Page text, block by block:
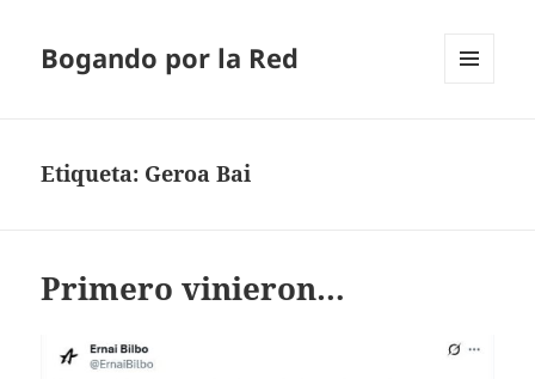
Bogando por la Red
Etiqueta: Geroa Bai
Primero vinieron…